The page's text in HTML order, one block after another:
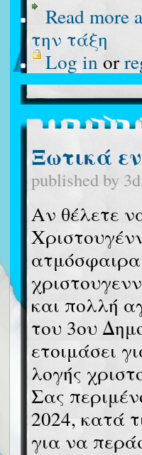
Read more
την τάξη
Log in or
Ξωτικά
published by
Αν θέλετε
ατμόσφαιρα
και πολλή
του 3ου
ετοιμάσει
λογής
Σας
2024, κατά
για να